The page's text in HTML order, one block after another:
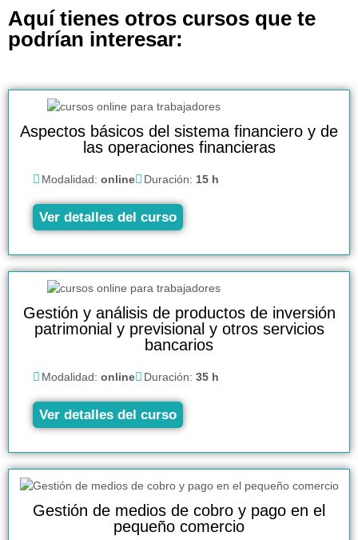
Aquí tienes otros cursos que te
podrían interesar:
Aspectos básicos del sistema financiero y de
las operaciones financieras
Modalidad: online Duración: 15 h
Ver detalles del curso
Gestión y análisis de productos de inversión
patrimonial y previsional y otros servicios
bancarios
Modalidad: online Duración: 35 h
Ver detalles del curso
Gestión de medios de cobro y pago en el
pequeño comercio